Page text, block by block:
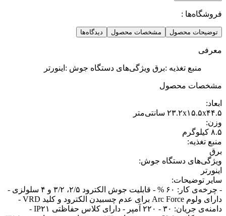
فروشگاه‌ها :
توضیحات محصول مشخصات محصول دیدگاه‌ها
معرفی
منبع تغذیه :برق ویژگی‌های دستگاه جوش :اینورتر
مشخصات محصول
ابعاد:
۲۳.۲x۱۵.۵x۴۴.۵ سانتی‌متر
وزن:
۸.۵ کیلوگرم
منبع تغذیه:
برق
ویژگی‌های دستگاه جوش:
اینورتر
سایر توضیحات:
- چرخه‌ی کار: ۶۰ % - قابلیت جوش الکترود ۲/۵، ۳/۲ و ۴ سلولزی -
دارای ولوم Arc Force برای عدم چسبیدن الکترود و کلید VRD -
دامنه‌ی جریان: ۳۰ - ۲۲۰ آمپر - دارای کلاس حفاظتی IP۲۱ -